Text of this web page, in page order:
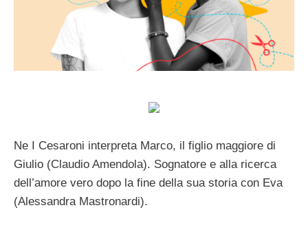
Ne I Cesaroni interpreta Marco, il figlio maggiore di
Giulio (Claudio Amendola). Sognatore e alla ricerca
dell’amore vero dopo la fine della sua storia con Eva
(Alessandra Mastronardi).